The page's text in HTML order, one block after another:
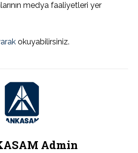
medya faaliyetleri yer
okuyabilirsiniz.
Admin